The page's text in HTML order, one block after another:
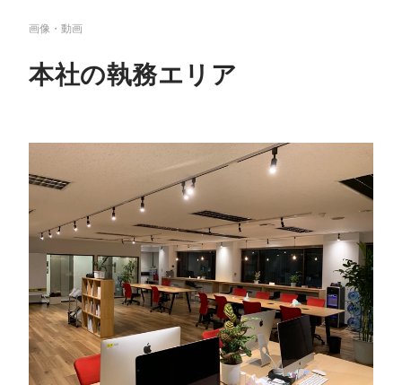
画像・動画
本社の執務エリア